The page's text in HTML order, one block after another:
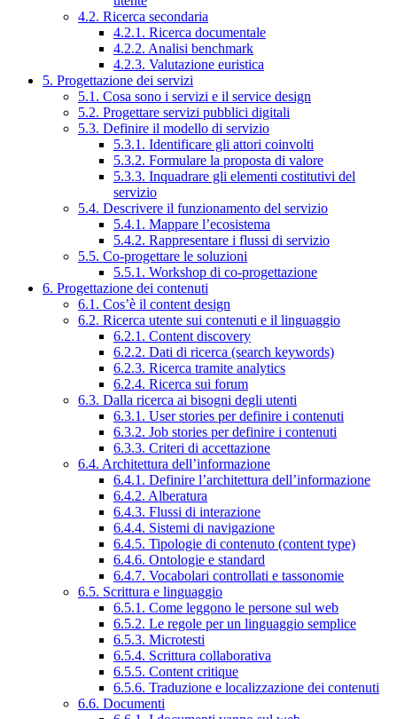
4.2. Ricerca secondaria
4.2.1. Ricerca documentale
4.2.2. Analisi benchmark
4.2.3. Valutazione euristica
5. Progettazione dei servizi
5.1. Cosa sono i servizi e il service design
5.2. Progettare servizi pubblici digitali
5.3. Definire il modello di servizio
5.3.1. Identificare gli attori coinvolti
5.3.2. Formulare la proposta di valore
5.3.3. Inquadrare gli elementi costitutivi del
servizio
5.4. Descrivere il funzionamento del servizio
5.4.1. Mappare l’ecosistema
5.4.2. Rappresentare i flussi di servizio
5.5. Co-progettare le soluzioni
5.5.1. Workshop di co-progettazione
6. Progettazione dei contenuti
6.1. Cos’è il content design
6.2. Ricerca utente sui contenuti e il linguaggio
6.2.1. Content discovery
6.2.2. Dati di ricerca (search keywords)
6.2.3. Ricerca tramite analytics
6.2.4. Ricerca sui forum
6.3. Dalla ricerca ai bisogni degli utenti
6.3.1. User stories per definire i contenuti
6.3.2. Job stories per definire i contenuti
6.3.3. Criteri di accettazione
6.4. Architettura dell’informazione
6.4.1. Definire l’architettura dell’informazione
6.4.2. Alberatura
6.4.3. Flussi di interazione
6.4.4. Sistemi di navigazione
6.4.5. Tipologie di contenuto (content type)
6.4.6. Ontologie e standard
6.4.7. Vocabolari controllati e tassonomie
6.5. Scrittura e linguaggio
6.5.1. Come leggono le persone sul web
6.5.2. Le regole per un linguaggio semplice
6.5.3. Microtesti
6.5.4. Scrittura collaborativa
6.5.5. Content critique
6.5.6. Traduzione e localizzazione dei contenuti
6.6. Documenti